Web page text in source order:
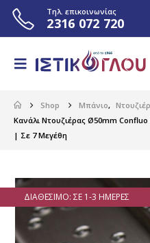
Τηλ. επικοινωνίας
2316 072 720
Shop Μπάνιο,
Κανάλι Ντουζιέρας Ø50mm
| Σε 7 Μεγέθη
ΔΙΑΘΈΣΙΜΟ: ΣΕ 1-3 ΗΜΈΡΕΣ